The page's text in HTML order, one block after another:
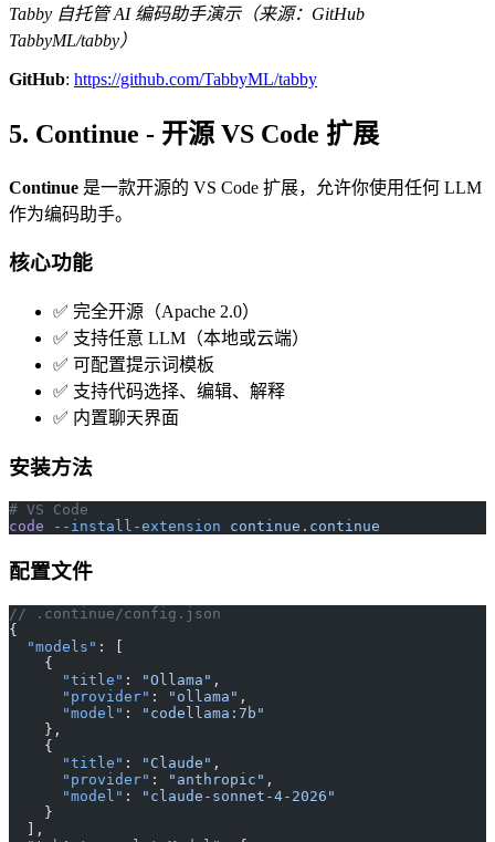
Tabby 自托管 AI 编码助手演示（来源：GitHub
TabbyML/tabby）
GitHub: https://github.com/TabbyML/tabby
5. Continue - 开源 VS Code 扩展
Continue 是一款开源的 VS Code 扩展，允许你使用任何 LLM
作为编码助手。
核心功能
✅ 完全开源（Apache 2.0）
✅ 支持任意 LLM（本地或云端）
✅ 可配置提示词模板
✅ 支持代码选择、编辑、解释
✅ 内置聊天界面
安装方法
# VS Code
code --install-extension continue.continue
配置文件
// .continue/config.json
{
  "models"
: [
    {
      "title"
: "Ollama" ,
      "provider"
: "ollama" ,
      "model"
:
"codellama:7b"
    },
    {
      "title"
: "Claude" ,
      "provider"
: "anthropic" ,
      "model"
:
"claude-sonnet-4-2026"
    }
  ],